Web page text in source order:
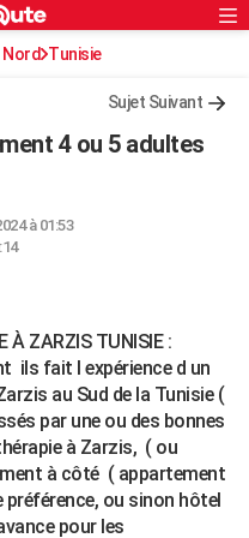
Tunisie
Sujet Suivant
4 ou 5 adultes
à 01:53
À ZARZIS TUNISIE :
ils fait l expérience d un
au Sud de la Tunisie (
par une ou des bonnes
à Zarzis, ( ou
à côté ( appartement
préférence, ou sinon hôtel
pour les